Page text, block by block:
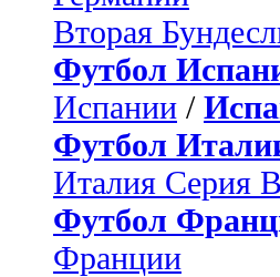
Вторая
Футбол
Испании /
Футбол
Италия Серия B
Футбол
Франции